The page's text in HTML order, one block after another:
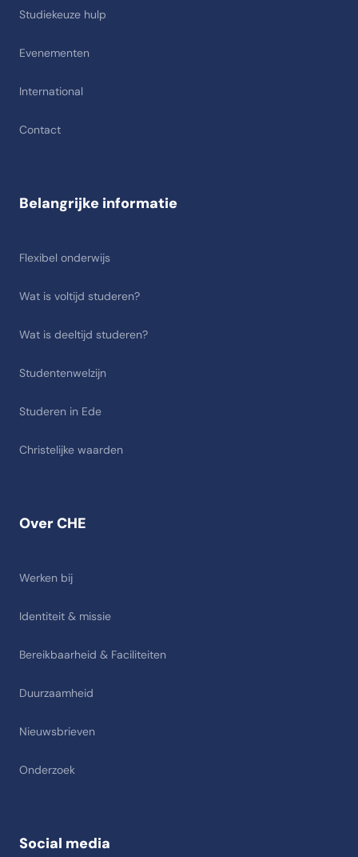
Studiekeuze hulp
Evenementen
International
Contact
Over CHE
Werken bij
Identiteit & missie
Bereikbaarheid & Faciliteiten
Duurzaamheid
Nieuwsbrieven
Onderzoek
Belangrijke informatie
Flexibel onderwijs
Wat is voltijd studeren?
Wat is deeltijd studeren?
Studentenwelzijn
Studeren in Ede
Christelijke waarden
Social media